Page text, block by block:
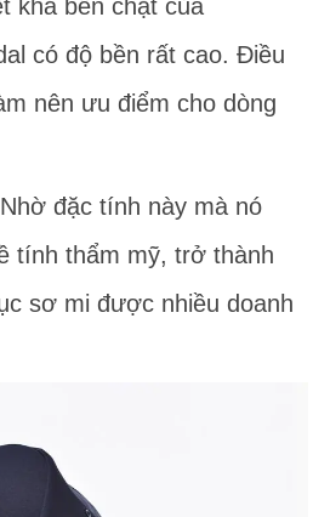
khá bền chặt của
có độ bền rất cao. Điều
nên ưu điểm cho dòng
đặc tính này mà nó
tính thẩm mỹ, trở thành
sơ mi được nhiều doanh